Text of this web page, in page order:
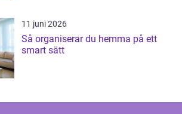
11 juni 2026
Så organiserar du hemma på ett
smart sätt